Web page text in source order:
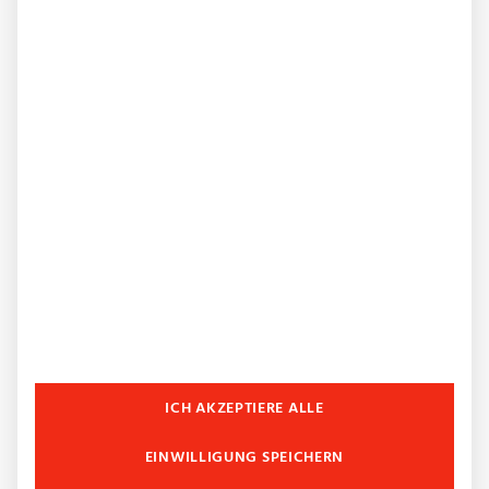
ICH AKZEPTIERE ALLE
EINWILLIGUNG SPEICHERN